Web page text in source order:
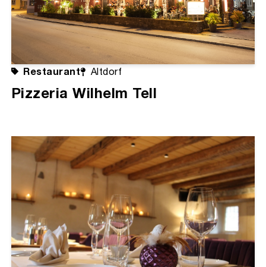
Restaurant Altdorf
Pizzeria Wilhelm Tell